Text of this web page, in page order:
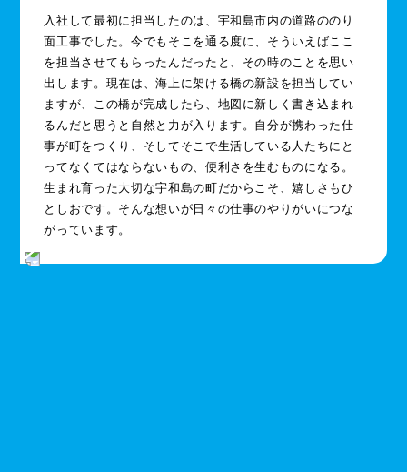
入社して最初に担当したのは、宇和島市内の道路ののり
面工事でした。今でもそこを通る度に、そういえばここ
を担当させてもらったんだったと、その時のことを思い
出します。現在は、海上に架ける橋の新設を担当してい
ますが、この橋が完成したら、地図に新しく書き込まれ
るんだと思うと自然と力が入ります。自分が携わった仕
事が町をつくり、そしてそこで生活している人たちにと
ってなくてはならないもの、便利さを生むものになる。
生まれ育った大切な宇和島の町だからこそ、嬉しさもひ
としおです。そんな想いが日々の仕事のやりがいにつな
がっています。